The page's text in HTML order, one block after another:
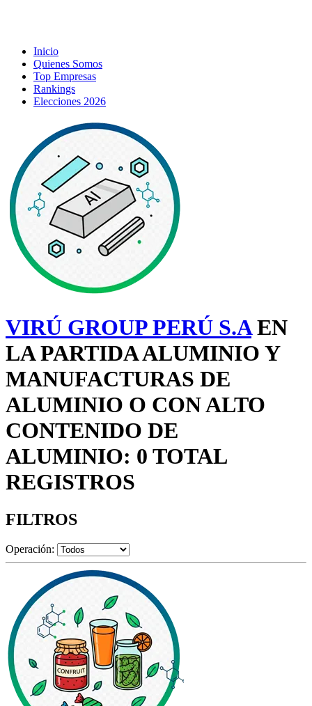
Inicio
Quienes Somos
Top Empresas
Rankings
Elecciones 2026
VIRÚ GROUP PERÚ S.AEN
LA PARTIDA ALUMINIO Y
MANUFACTURAS DE
ALUMINIO O CON ALTO
CONTENIDO DE
ALUMINIO: 0 TOTAL
REGISTROS
FILTROS
Operación: